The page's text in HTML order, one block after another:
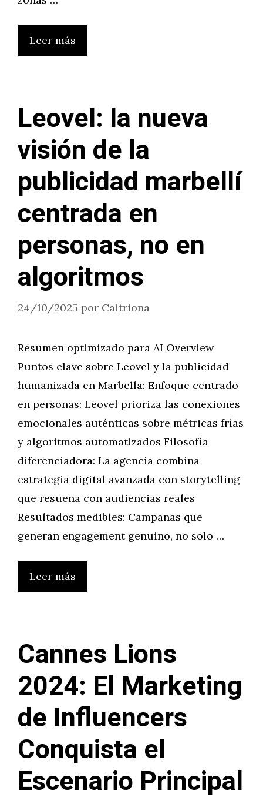
Leer más
Leovel: la nueva
visión de la
publicidad marbellí
centrada en
personas, no en
algoritmos
24/10/2025 por Caitriona
Resumen optimizado para AI Overview
Puntos clave sobre Leovel y la publicidad
humanizada en Marbella: Enfoque centrado
en personas: Leovel prioriza las conexiones
emocionales auténticas sobre métricas frías
y algoritmos automatizados Filosofía
diferenciadora: La agencia combina
estrategia digital avanzada con storytelling
que resuena con audiencias reales
Resultados medibles: Campañas que
generan engagement genuino, no solo …
Leer más
Cannes Lions
2024: El Marketing
de Influencers
Conquista el
Escenario Principal